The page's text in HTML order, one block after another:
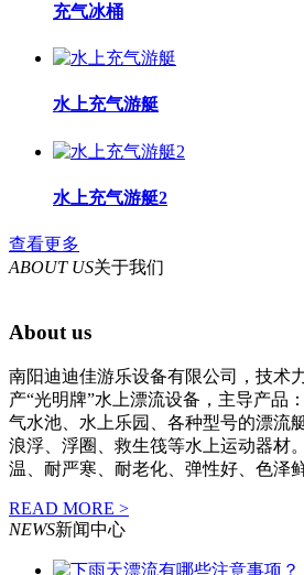
充气冰桶
水上充气游艇
水上充气游艇2
查看更多
ABOUT US关于我们
About us
南阳迪迪佳游乐设备有限公司，技术
产“光明牌”水上漂流设备，主导产品
气水池、水上乐园、各种型号的漂流
浪浮、浮圈、救生筏等水上运动器材
温、耐严寒、耐老化、弹性好、色泽鲜
READ MORE >
NEWS新闻中心